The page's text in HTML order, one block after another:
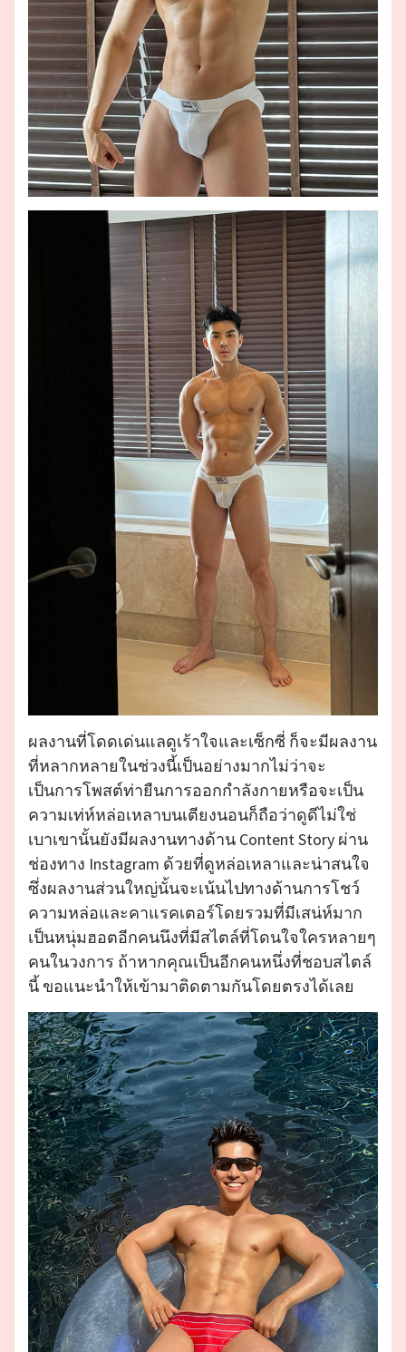
ผลงานที่โดดเด่นแลดูเร้าใจและเซ็กซี่ ก็จะมีผลงาน
ที่หลากหลายในช่วงนี้เป็นอย่างมากไม่ว่าจะ
เป็นการโพสต์ท่ายืนการออกกำลังกายหรือจะเป็น
ความเท่ห์หล่อเหลาบนเตียงนอนก็ถือว่าดูดีไม่ใช่
เบาเขานั้นยังมีผลงานทางด้าน Content Story ผ่าน
ช่องทาง Instagram ด้วยที่ดูหล่อเหลาและน่าสนใจ
ซึ่งผลงานส่วนใหญ่นั้นจะเน้นไปทางด้านการโชว์
ความหล่อและคาแรคเตอร์โดยรวมที่มีเสน่ห์มาก
เป็นหนุ่มฮอตอีกคนนึงที่มีสไตล์ที่โดนใจใครหลายๆ
คนในวงการ ถ้าหากคุณเป็นอีกคนหนึ่งที่ชอบสไตล์
นี้ ขอแนะนำให้เข้ามาติดตามกันโดยตรงได้เลย